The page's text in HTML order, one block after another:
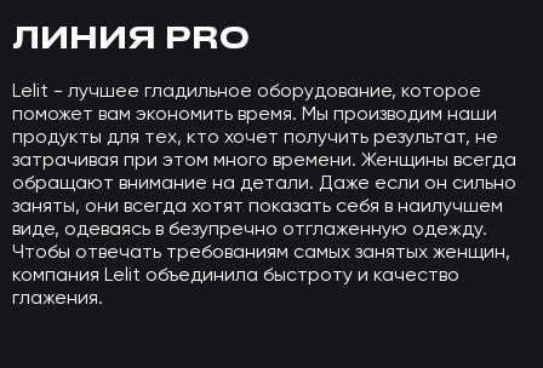
ЛИНИЯ PRO
Lelit - лучшее гладильное оборудование, которое
поможет вам экономить время. Мы производим наши
продукты для тех, кто хочет получить результат, не
затрачивая при этом много времени. Женщины всегда
обращают внимание на детали. Даже если он сильно
заняты, они всегда хотят показать себя в наилучшем
виде, одеваясь в безупречно отглаженную одежду.
Чтобы отвечать требованиям самых занятых женщин,
компания Lelit объединила быстроту и качество
глажения.